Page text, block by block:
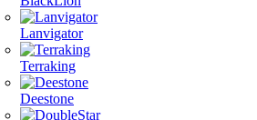
Lanvigator
Terraking
Deestone